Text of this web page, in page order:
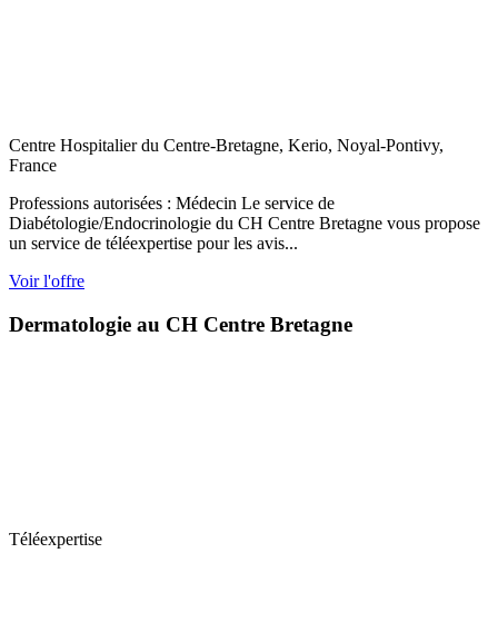
Centre Hospitalier du Centre-Bretagne, Kerio, Noyal-Pontivy,
France
Professions autorisées : Médecin Le service de
Diabétologie/Endocrinologie du CH Centre Bretagne vous propose
un service de téléexpertise pour les avis...
Voir l'offre
Dermatologie au CH Centre Bretagne
Téléexpertise